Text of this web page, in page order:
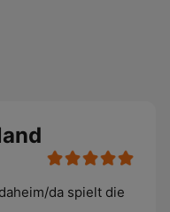
da spielt die